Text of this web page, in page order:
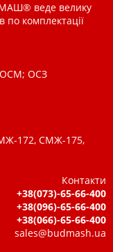
веде велику
по комплектації
ОСМ; ОСЗ
172, СМЖ-175,
Контакти
+38(073)-65-66-400
+38(096)-65-66-400
+38(066)-65-66-400
sales@budmash.ua